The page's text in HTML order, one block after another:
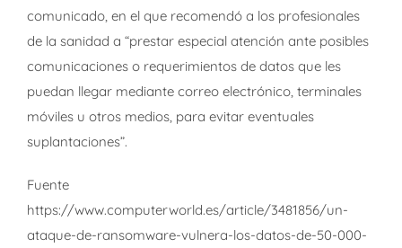
comunicado, en el que recomendó a los profesionales
de la sanidad a “prestar especial atención ante posibles
comunicaciones o requerimientos de datos que les
puedan llegar mediante correo electrónico, terminales
móviles u otros medios, para evitar eventuales
suplantaciones”.
Fuente
https://www.computerworld.es/article/3481856/un-
ataque-de-ransomware-vulnera-los-datos-de-50-000-